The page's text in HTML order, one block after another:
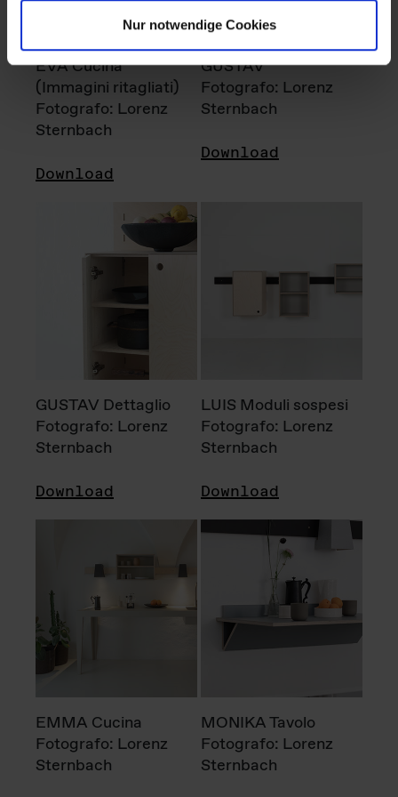
Nur notwendige Cookies
EVA Cucina
(Immagini ritagliati)
Fotografo: Lorenz
Sternbach
Download
GUSTAV
Fotografo: Lorenz
Sternbach
Download
GUSTAV Dettaglio
Fotografo: Lorenz
Sternbach
Download
LUIS Moduli sospesi
Fotografo: Lorenz
Sternbach
Download
EMMA Cucina
Fotografo: Lorenz
Sternbach
MONIKA Tavolo
Fotografo: Lorenz
Sternbach